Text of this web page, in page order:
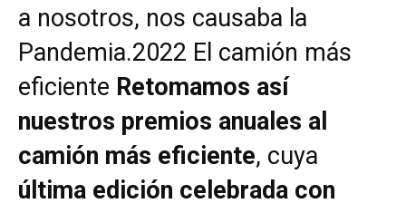
a nosotros, nos causaba la
Pandemia.2022 El camión más
eficiente Retomamos así
nuestros premios anuales al
camión más eficiente, cuya
última edición celebrada con